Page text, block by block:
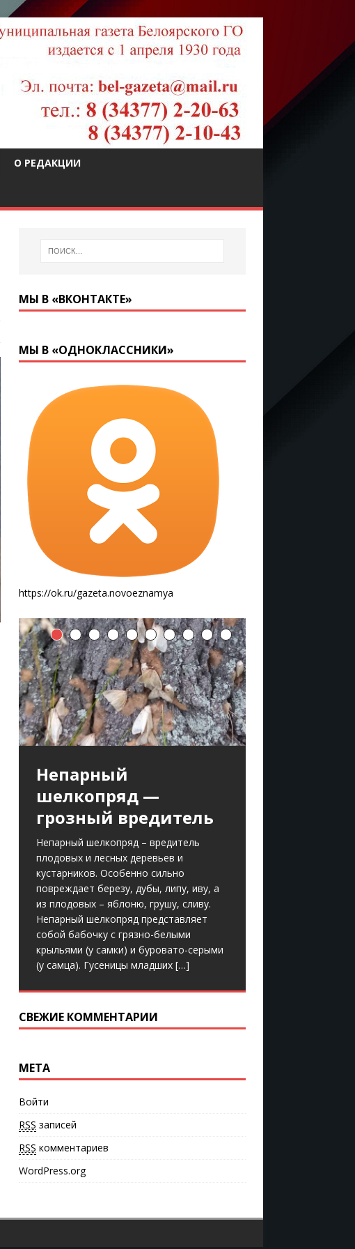
О РЕДАКЦИИ
МЫ В «ВКОНТАКТЕ»
МЫ В «ОДНОКЛАССНИКИ»
https://ok.ru/gazeta.novoeznamya
Непарный
шелкопряд —
грозный вредитель
Непарный шелкопряд – вредитель
плодовых и лесных деревьев и
кустарников. Особенно сильно
повреждает березу, дубы, липу, иву, а
из плодовых – яблоню, грушу, сливу.
Непарный шелкопряд представляет
собой бабочку с грязно-белыми
крыльями (у самки) и буровато-серыми
(у самца). Гусеницы младших […]
СВЕЖИЕ КОММЕНТАРИИ
МЕТА
Войти
RSS записей
RSS комментариев
WordPress.org